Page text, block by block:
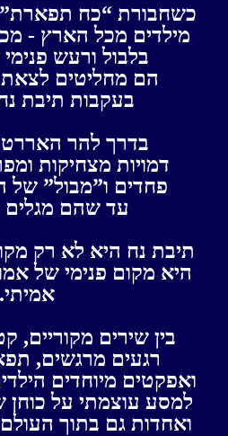
כשחבורת “כח
מילדים מכל הארץ -
בלבול ורעש
הם מחליטים
בעקבות תיבת
בדרך להר
דמויות מצחיקות
פחדים ו”מבול”
עד שהם מגלים
תיבת נח היא לא רק
היא מקום פנימי של
אמיתי.
בין שירים מקוריים,
רגעים מרגשים,
ואפקטים מיוחדים
למסע עוצמתי על כוחן
ואחדות גם בתוך